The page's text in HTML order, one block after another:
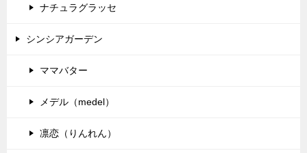
ナチュラグラッセ
シンシアガーデン
ママバター
メデル（medel）
凛恋（りんれん）